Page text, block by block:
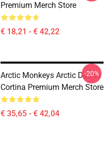
Premium Merch Store
€ 18,21 - € 42,22
Arctic Monkeys Arctic Duche
Cortina Premium Merch Store
€ 35,65 - € 42,04
-20%